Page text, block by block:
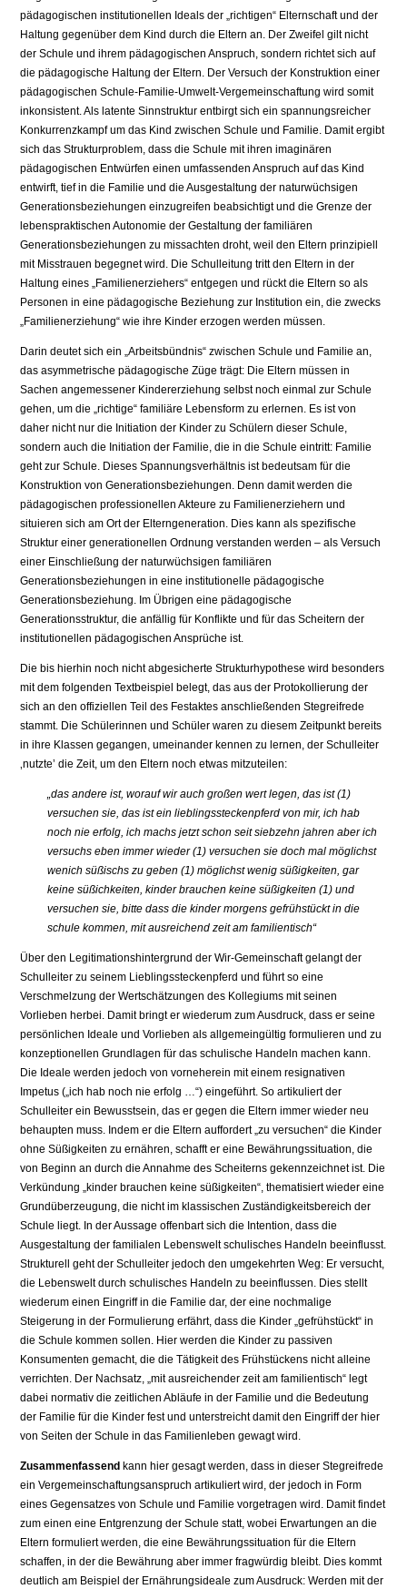
pädagogischen institutionellen Ideals der „richtigen“ Elternschaft und der
Haltung gegenüber dem Kind durch die Eltern an. Der Zweifel gilt nicht
der Schule und ihrem pädagogischen Anspruch, sondern richtet sich auf
die pädagogische Haltung der Eltern. Der Versuch der Konstruktion einer
pädagogischen Schule-Familie-Umwelt-Vergemeinschaftung wird somit
inkonsistent. Als latente Sinnstruktur entbirgt sich ein spannungsreicher
Konkurrenzkampf um das Kind zwischen Schule und Familie. Damit ergibt
sich das Strukturproblem, dass die Schule mit ihren imaginären
pädagogischen Entwürfen einen umfassenden Anspruch auf das Kind
entwirft, tief in die Familie und die Ausgestaltung der naturwüchsigen
Generationsbeziehungen einzugreifen beabsichtigt und die Grenze der
lebenspraktischen Autonomie der Gestaltung der familiären
Generationsbeziehungen zu missachten droht, weil den Eltern prinzipiell
mit Misstrauen begegnet wird. Die Schulleitung tritt den Eltern in der
Haltung eines „Familienerziehers“ entgegen und rückt die Eltern so als
Personen in eine pädagogische Beziehung zur Institution ein, die zwecks
„Familienerziehung“ wie ihre Kinder erzogen werden müssen.
Darin deutet sich ein „Arbeitsbündnis“ zwischen Schule und Familie an,
das asymmetrische pädagogische Züge trägt: Die Eltern müssen in
Sachen angemessener Kindererziehung selbst noch einmal zur Schule
gehen, um die „richtige“ familiäre Lebensform zu erlernen. Es ist von
daher nicht nur die Initiation der Kinder zu Schülern dieser Schule,
sondern auch die Initiation der Familie, die in die Schule eintritt: Familie
geht zur Schule. Dieses Spannungsverhältnis ist bedeutsam für die
Konstruktion von Generationsbeziehungen. Denn damit werden die
pädagogischen professionellen Akteure zu Familienerziehern und
situieren sich am Ort der Elterngeneration. Dies kann als spezifische
Struktur einer generationellen Ordnung verstanden werden – als Versuch
einer Einschließung der naturwüchsigen familiären
Generationsbeziehungen in eine institutionelle pädagogische
Generationsbeziehung. Im Übrigen eine pädagogische
Generationsstruktur, die anfällig für Konflikte und für das Scheitern der
institutionellen pädagogischen Ansprüche ist.
Die bis hierhin noch nicht abgesicherte Strukturhypothese wird besonders
mit dem folgenden Textbeispiel belegt, das aus der Protokollierung der
sich an den offiziellen Teil des Festaktes anschließenden Stegreifrede
stammt. Die Schülerinnen und Schüler waren zu diesem Zeitpunkt bereits
in ihre Klassen gegangen, umeinander kennen zu lernen, der Schulleiter
‚nutzte’ die Zeit, um den Eltern noch etwas mitzuteilen:
„das andere ist, worauf wir auch großen wert legen, das ist (1)
versuchen sie, das ist ein lieblingssteckenpferd von mir, ich hab
noch nie erfolg, ich machs jetzt schon seit siebzehn jahren aber ich
versuchs eben immer wieder (1) versuchen sie doch mal möglichst
wenich süßischs zu geben (1) möglichst wenig süßigkeiten, gar
keine süßichkeiten, kinder brauchen keine süßigkeiten (1) und
versuchen sie, bitte dass die kinder morgens gefrühstückt in die
schule kommen, mit ausreichend zeit am familientisch“
Über den Legitimationshintergrund der Wir-Gemeinschaft gelangt der
Schulleiter zu seinem Lieblingssteckenpferd und führt so eine
Verschmelzung der Wertschätzungen des Kollegiums mit seinen
Vorlieben herbei. Damit bringt er wiederum zum Ausdruck, dass er seine
persönlichen Ideale und Vorlieben als allgemeingültig formulieren und zu
konzeptionellen Grundlagen für das schulische Handeln machen kann.
Die Ideale werden jedoch von vorneherein mit einem resignativen
Impetus („ich hab noch nie erfolg …“) eingeführt. So artikuliert der
Schulleiter ein Bewusstsein, das er gegen die Eltern immer wieder neu
behaupten muss. Indem er die Eltern auffordert „zu versuchen“ die Kinder
ohne Süßigkeiten zu ernähren, schafft er eine Bewährungssituation, die
von Beginn an durch die Annahme des Scheiterns gekennzeichnet ist. Die
Verkündung „kinder brauchen keine süßigkeiten“, thematisiert wieder eine
Grundüberzeugung, die nicht im klassischen Zuständigkeitsbereich der
Schule liegt. In der Aussage offenbart sich die Intention, dass die
Ausgestaltung der familialen Lebenswelt schulisches Handeln beeinflusst.
Strukturell geht der Schulleiter jedoch den umgekehrten Weg: Er versucht,
die Lebenswelt durch schulisches Handeln zu beeinflussen. Dies stellt
wiederum einen Eingriff in die Familie dar, der eine nochmalige
Steigerung in der Formulierung erfährt, dass die Kinder „gefrühstückt“ in
die Schule kommen sollen. Hier werden die Kinder zu passiven
Konsumenten gemacht, die die Tätigkeit des Frühstückens nicht alleine
verrichten. Der Nachsatz, „mit ausreichender zeit am familientisch“ legt
dabei normativ die zeitlichen Abläufe in der Familie und die Bedeutung
der Familie für die Kinder fest und unterstreicht damit den Eingriff der hier
von Seiten der Schule in das Familienleben gewagt wird.
Zusammenfassend kann hier gesagt werden, dass in dieser Stegreifrede
ein Vergemeinschaftungsanspruch artikuliert wird, der jedoch in Form
eines Gegensatzes von Schule und Familie vorgetragen wird. Damit findet
zum einen eine Entgrenzung der Schule statt, wobei Erwartungen an die
Eltern formuliert werden, die eine Bewährungssituation für die Eltern
schaffen, in der die Bewährung aber immer fragwürdig bleibt. Dies kommt
deutlich am Beispiel der Ernährungsideale zum Ausdruck: Werden mit der